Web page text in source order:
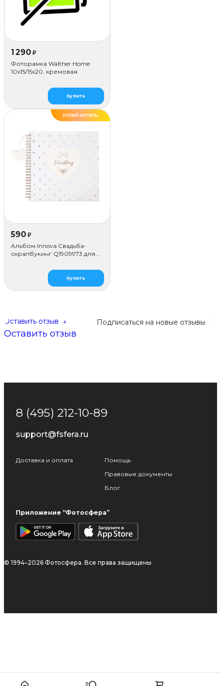
1 290 ₽
Фоторамка Walther Home
10х15/15x20, кремовая
Купить
УСПЕЙ КУПИТЬ
590 ₽
Альбом Innova Свадьба-
скрапбукинг Q1909973 для
Купить
Подписаться на новые отзывы
Оставить отзыв ↓
Оставить отзыв
8 (495) 212-10-89
support@fsfera.ru
Доставка и оплата
Помощь
Правовые документы
Блог
Приложение “Фотосфера”
© 1994–2026 Фотосфера. Все права защищены